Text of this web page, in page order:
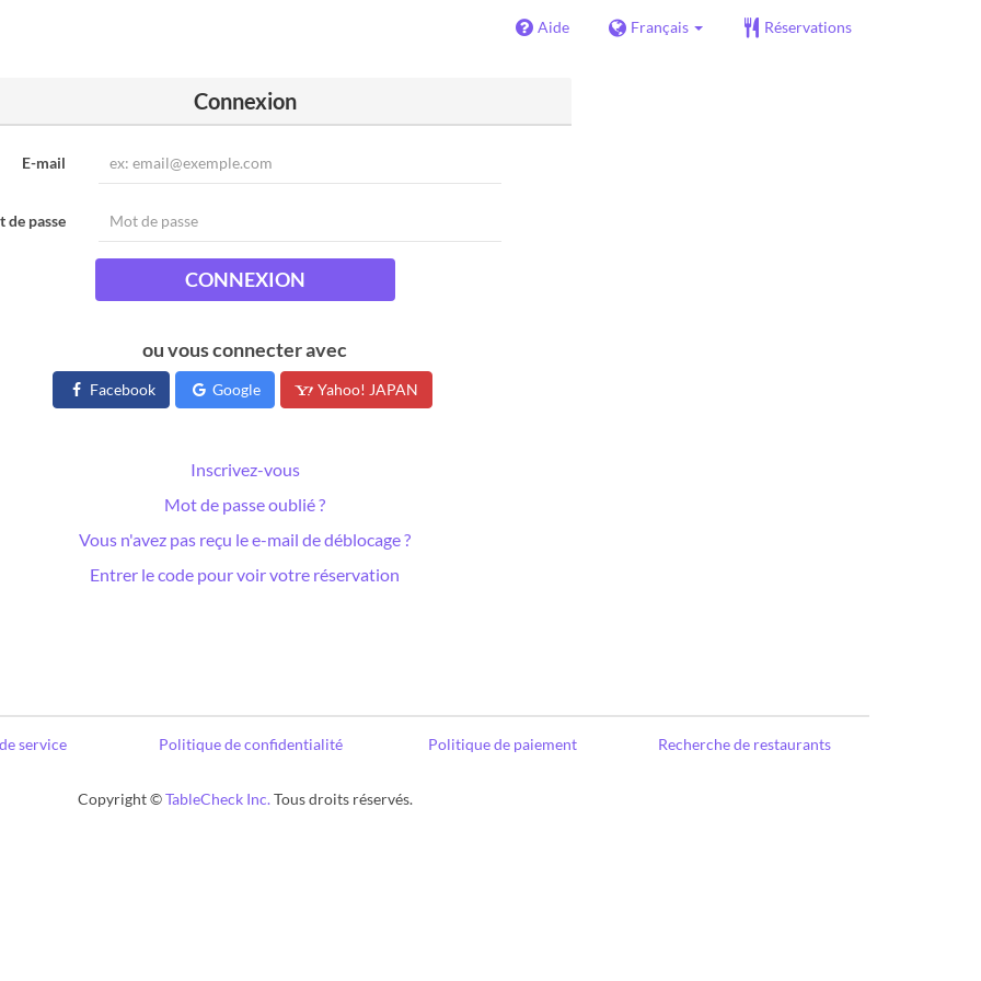
Aide Français Réservations
Connexion
E-mail
de passe
CONNEXION
ou vous connecter avec
Facebook Google Yahoo! JAPAN
Inscrivez-vous
Mot de passe oublié ?
Vous n'avez pas reçu le e-mail de déblocage ?
Entrer le code pour voir votre réservation
service Politique de confidentialité Politique de paiement Recherche de restaurants
Copyright ©TableCheck Inc.Tous droits réservés.